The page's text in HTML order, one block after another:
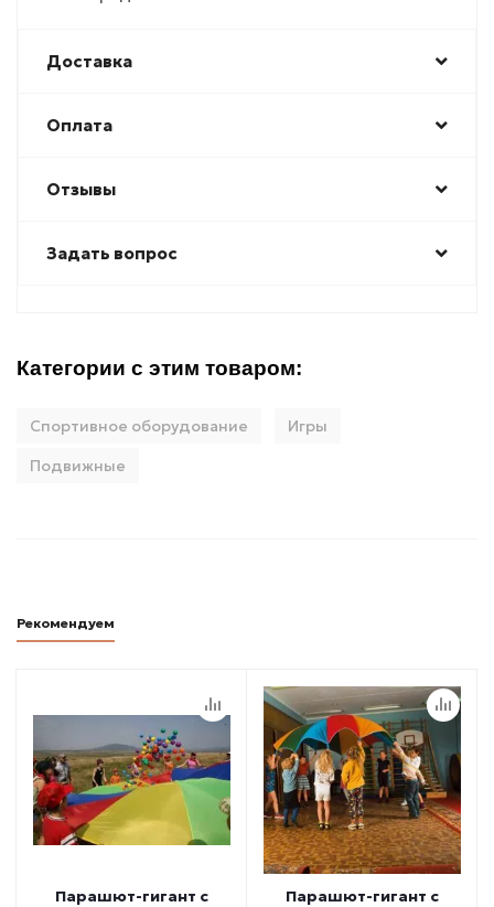
Доставка
Оплата
Отзывы
Задать вопрос
Категории с этим товаром:
Спортивное оборудование
Игры
Подвижные
Рекомендуем
Парашют-гигант с
Парашют-гигант с